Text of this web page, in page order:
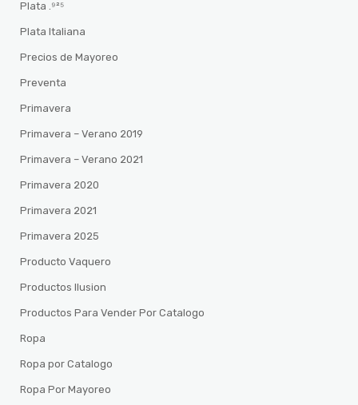
Plata .⁹²⁵
Plata Italiana
Precios de Mayoreo
Preventa
Primavera
Primavera – Verano 2019
Primavera – Verano 2021
Primavera 2020
Primavera 2021
Primavera 2025
Producto Vaquero
Productos Ilusion
Productos Para Vender Por Catalogo
Ropa
Ropa por Catalogo
Ropa Por Mayoreo